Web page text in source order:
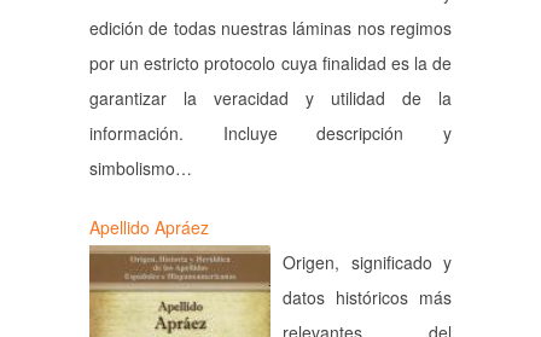
edición de todas nuestras láminas nos regimos
por un estricto protocolo cuya finalidad es la de
garantizar la veracidad y utilidad de la
información. Incluye descripción y
simbolismo…
Apellido Apráez
Origen, significado y
datos históricos más
relevantes del